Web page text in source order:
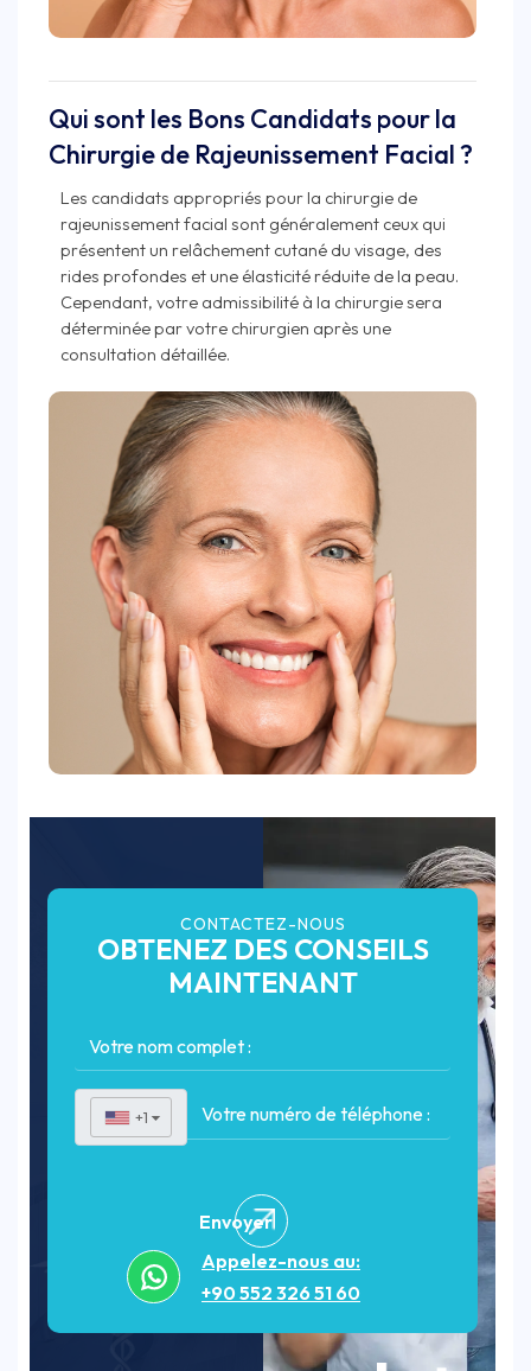
Qui sont les Bons Candidats pour la
Chirurgie de Rajeunissement Facial ?
Les candidats appropriés pour la chirurgie de
rajeunissement facial sont généralement ceux qui
présentent un relâchement cutané du visage, des
rides profondes et une élasticité réduite de la peau.
Cependant, votre admissibilité à la chirurgie sera
déterminée par votre chirurgien après une
consultation détaillée.
CONTACTEZ-NOUS
OBTENEZ DES CONSEILS
MAINTENANT
+1 ▼
Envoyer
Appelez-nous au:
+90 552 326 51 60